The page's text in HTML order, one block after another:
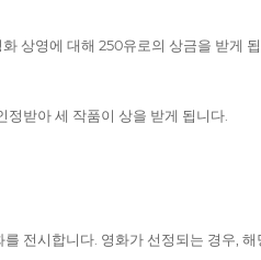
상영에 대해 250유로의 상금을 받게 됩
받아 세 작품이 상을 받게 됩니다.
전시합니다. 영화가 선정되는 경우,